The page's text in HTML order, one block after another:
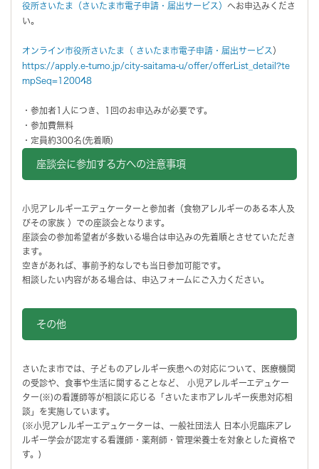
役所さいたま（さいたま市電子申請・届出サービス） へお申込みくださ
い。
オンライン市役所さいたま（ さいたま市電子申請・届出サービス ）
https://apply.e-tumo.jp/city-saitama-u/offer/offerList_detail?te
mpSeq=120048
・参加者1人につき、1回のお申込みが必要です。
・参加費無料
・定員約300名(先着順)
座談会に参加する方への注意事項
小児アレルギーエデュケーターと参加者（食物アレルギーのある本人及
びその家族 ）での座談会となります。
座談会の参加希望者が多数いる場合は申込みの先着順とさせていただき
ます。
空きがあれば、事前予約なしでも当日参加可能です。
相談したい内容がある場合は、申込フォームにご入力ください。
その他
さいたま市では、子どものアレルギー疾患への対応について、医療機関
の受診や、食事や生活に関することなど、 小児アレルギーエデュケー
ター(※)の看護師等が相談に応じる「さいたま市アレルギー疾患対応相
談」を実施しています。
(※小児アレルギーエデュケーターは、一般社団法人 日本小児臨床アレ
ルギー学会が認定する看護師・薬剤師・管理栄養士を対象とした資格で
す。)